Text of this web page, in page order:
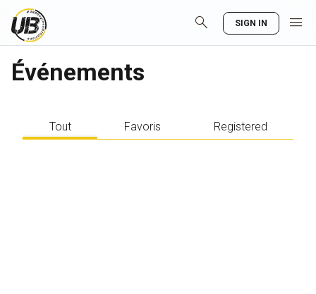
search SIGN IN menu
Événements
Tout Favoris Registered